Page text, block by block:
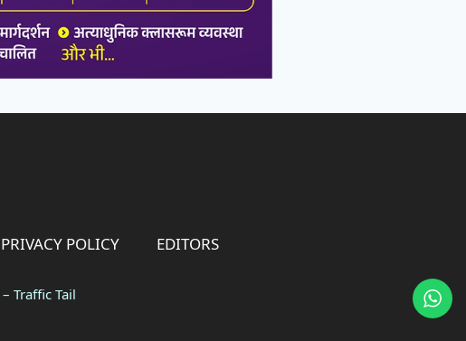
PRIVACY POLICY EDITORS
– Traffic Tail